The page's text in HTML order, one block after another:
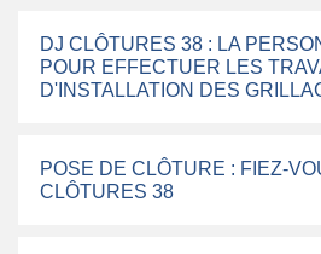
DJ CLÔTURES 38 : LA
POUR EFFECTUER LES
D'INSTALLATION DES
POSE DE CLÔTURE : FIEZ-
CLÔTURES 38